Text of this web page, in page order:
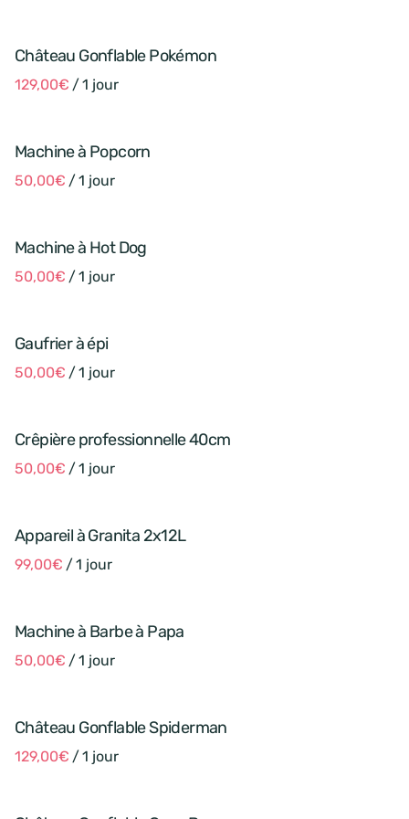
Château Gonflable Pokémon
/
Machine à Popcorn
/
Machine à Hot Dog
/
Gaufrier à épi
/
Crêpière professionnelle 40cm
/
Appareil à Granita 2x12L
/
Machine à Barbe à Papa
/
Château Gonflable Spiderman
/